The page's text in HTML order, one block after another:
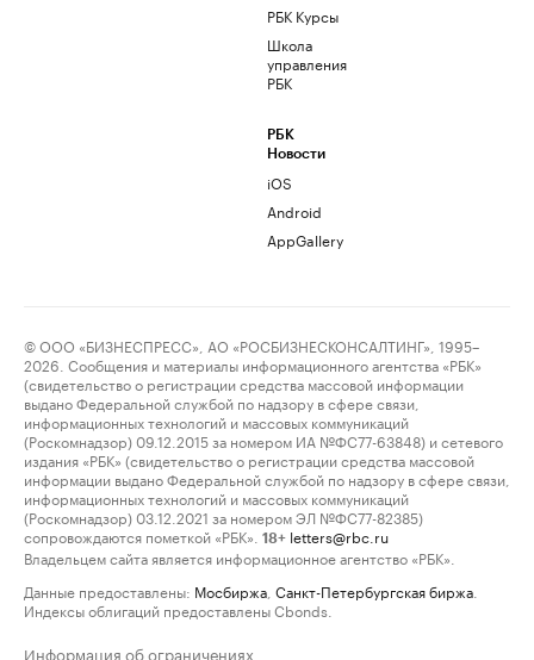
РБК Курсы
Школа
управления
РБК
РБК
Новости
iOS
Android
AppGallery
© ООО «БИЗНЕСПРЕСС», АО «РОСБИЗНЕСКОНСАЛТИНГ», 1995–
2026. Сообщения и материалы информационного агентства «РБК»
(свидетельство о регистрации средства массовой информации
выдано Федеральной службой по надзору в сфере связи,
информационных технологий и массовых коммуникаций
(Роскомнадзор) 09.12.2015 за номером ИА №ФС77-63848) и сетевого
издания «РБК» (свидетельство о регистрации средства массовой
информации выдано Федеральной службой по надзору в сфере связи,
информационных технологий и массовых коммуникаций
(Роскомнадзор) 03.12.2021 за номером ЭЛ №ФС77-82385)
сопровождаются пометкой «РБК».
18+ letters@rbc.ru
Владельцем сайта является информационное агентство «РБК».
Данные предоставлены: Мосбиржа Санкт-Петербургская биржа
Индексы облигаций предоставлены Cbonds.
Информация об ограничениях